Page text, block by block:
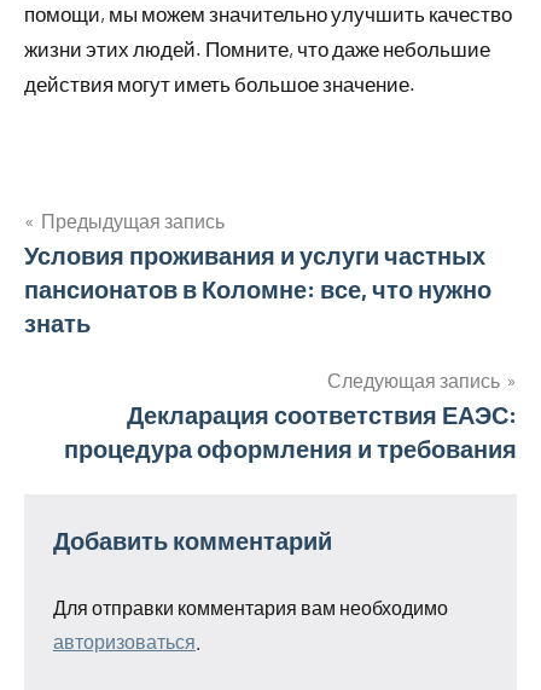
помощи, мы можем значительно улучшить качество
жизни этих людей. Помните, что даже небольшие
действия могут иметь большое значение.
Навигация
по
Предыдущая запись
Условия проживания и услуги частных
пансионатов в Коломне: все, что нужно
знать
Следующая запись
Декларация соответствия ЕАЭС:
процедура оформления и требования
Добавить комментарий
Для отправки комментария вам необходимо
авторизоваться